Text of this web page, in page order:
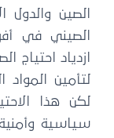
الصين والدول
الصيني في
ازدياد احتياج
لتأمين المواد
لكن هذا
سياسية